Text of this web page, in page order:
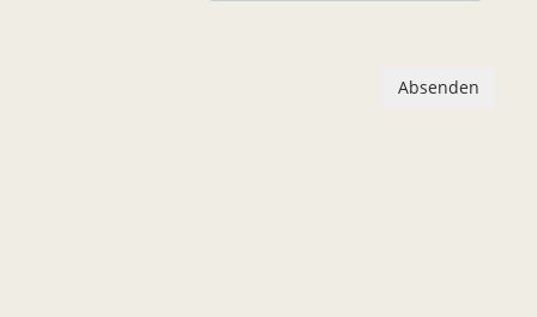
Absenden